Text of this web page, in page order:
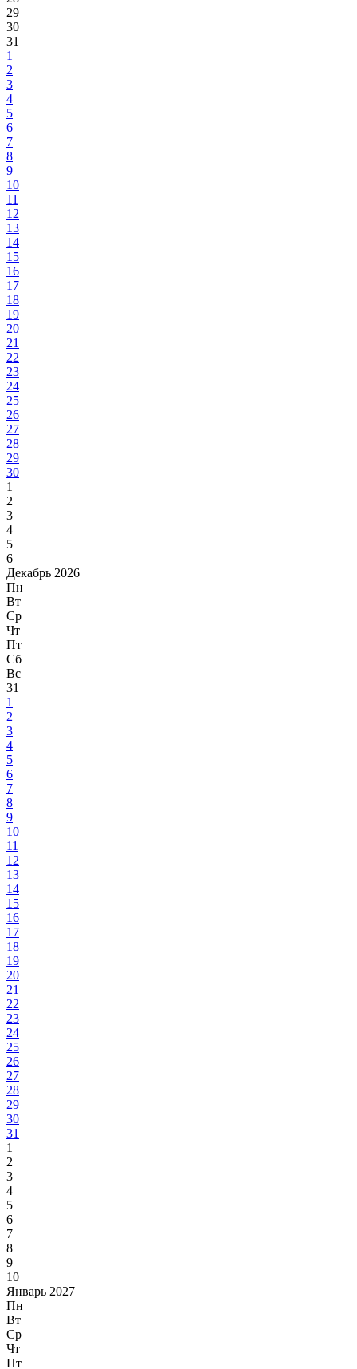
29
30
31
1
2
3
4
5
6
7
8
9
10
11
12
13
14
15
16
17
18
19
20
21
22
23
24
25
26
27
28
29
30
1
2
3
4
5
6
Декабрь 2026
Пн
Вт
Ср
Чт
Пт
Сб
Вс
31
1
2
3
4
5
6
7
8
9
10
11
12
13
14
15
16
17
18
19
20
21
22
23
24
25
26
27
28
29
30
31
1
2
3
4
5
6
7
8
9
10
Январь 2027
Пн
Вт
Ср
Чт
Пт